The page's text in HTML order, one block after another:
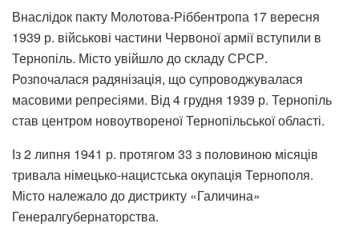
Внаслідок пакту Молотова-Ріббентропа 17 вересня
1939 р. військові частини Червоної армії вступили в
Тернопіль. Місто увійшло до складу СРСР.
Розпочалася радянізація, що супроводжувалася
масовими репресіями. Від 4 грудня 1939 р. Тернопіль
став центром новоутвореної Тернопільської області.
Із 2 липня 1941 р. протягом 33 з половиною місяців
тривала німецько-нацистська окупація Тернополя.
Місто належало до дистрикту «Галичина»
Генералгубернаторства.